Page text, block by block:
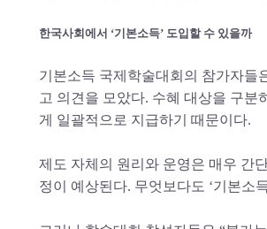
한국사회에서 ‘기본소득’ 도입할 수 있을까
기본소득 국제학술대회의 참가자들
고 의견을 모았다. 수혜 대상을 구
게 일괄적으로 지급하기 때문이다.
제도 자체의 원리와 운영은 매우 간
정이 예상된다. 무엇보다도 ‘기본소